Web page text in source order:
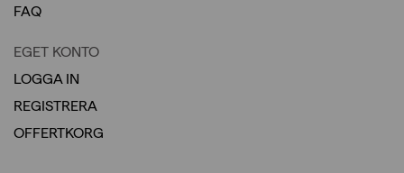
FAQ
EGET KONTO
LOGGA IN
REGISTRERA
OFFERTKORG